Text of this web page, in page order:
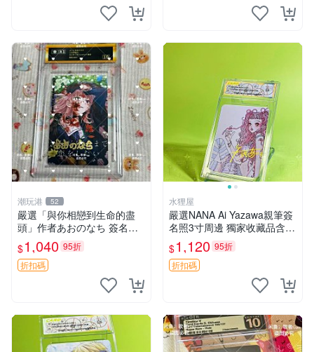
潮玩港 52
嚴選「與你相戀到生命的盡
頭」作者あおのなち 簽名照
片 3寸原裝卡磚 親筆簽名照
收藏佳品 周邊限定 照片拍賣
$1,040 95折
折扣碼
水狸屋
嚴選NANA Ai Yazawa親筆簽
名照3寸周邊 獨家收藏品含卡
磚 日版中古 默認初瑕 周邊
照片 署名
$1,120 95折
折扣碼